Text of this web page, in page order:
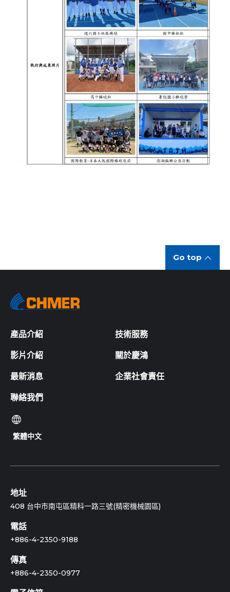
Go top
產品介紹 技術服務
影片介紹 關於慶鴻
最新消息 企業社會責任
聯絡我們
繁體中文
地址
408 台中市南屯區精科一路三號(精密機械園區)
電話
+886-4-2350-9188
傳真
+886-4-2350-0977